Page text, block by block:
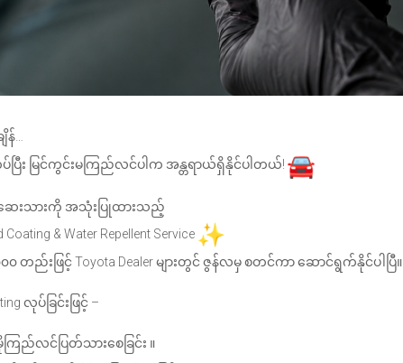
…
ပြီး မြင်ကွင်းမကြည်လင်ပါက အန္တရာယ်ရှိနိုင်ပါတယ်!
ဆေးသားကို အသုံးပြုထားသည့်
Coating & Water Repellent Service
၀ တည်းဖြင့် Toyota Dealer များတွင် ဇွန်လမှ စတင်ကာ ဆောင်ရွက်နိုင်ပါပြီ။
လုပ်ခြင်းဖြင့် –
ကြည်လင်ပြတ်သားစေခြင်း ။